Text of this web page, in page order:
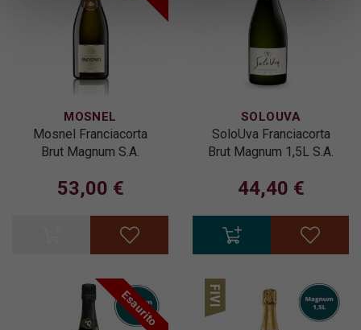
MOSNEL
Mosnel Franciacorta
Brut Magnum S.A.
53,00 €
SOLOUVA
SoloUva Franciacorta
Brut Magnum 1,5L S.A.
44,40 €
Esaurito